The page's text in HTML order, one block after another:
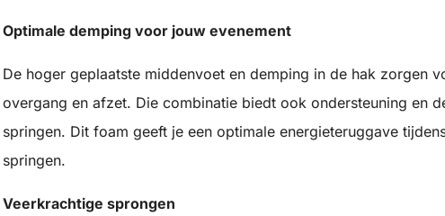
Optimale demping voor jouw evenement
De hoger geplaatste middenvoet en demping in de hak zorgen
overgang en afzet. Die combinatie biedt ook ondersteuning en
springen. Dit foam geeft je een optimale energieteruggave
springen.
Veerkrachtige sprongen